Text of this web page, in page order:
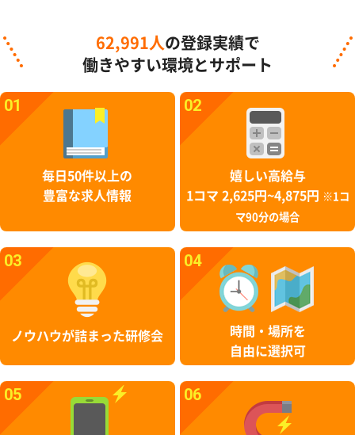
62,991人 の登録実績で
働きやすい環境とサポート
01
毎日50件以上の
豊富な求人情報
02
嬉しい高給与
1コマ 2,625円~4,875円
※1コ
マ90分の場合
03
ノウハウが詰まった研修会
04
時間・場所を
自由に選択可
05 06